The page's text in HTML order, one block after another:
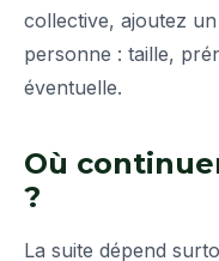
collective, ajoutez
personne : taille,
éventuelle.
Où
?
La suite dépend